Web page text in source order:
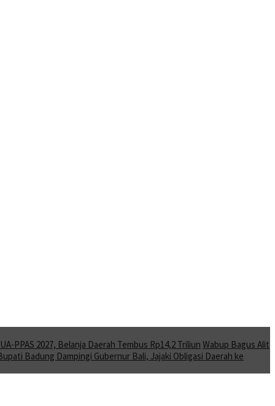
PPAS 2027, Belanja Daerah Tembus Rp14,2 Triliun Wabup Bagus Alit
Badung Dampingi Gubernur Bali, Jajaki Obligasi Daerah ke